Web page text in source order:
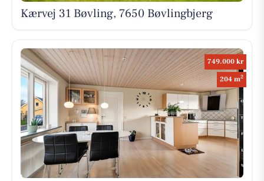
Kærvej 31 Bøvling, 7650 Bøvlingbjerg
749.000 kr
204 m2